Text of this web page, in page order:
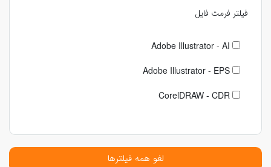
فیلتر فرمت فایل
Adobe Illustrator - AI
Adobe Illustrator - EPS
CorelDRAW - CDR
لغو همه فیلترها